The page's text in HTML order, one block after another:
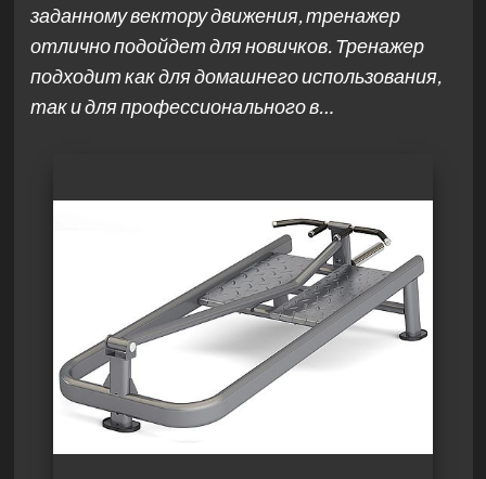
заданному вектору движения, тренажер
отлично подойдет для новичков. Тренажер
подходит как для домашнего использования,
так и для профессионального в…